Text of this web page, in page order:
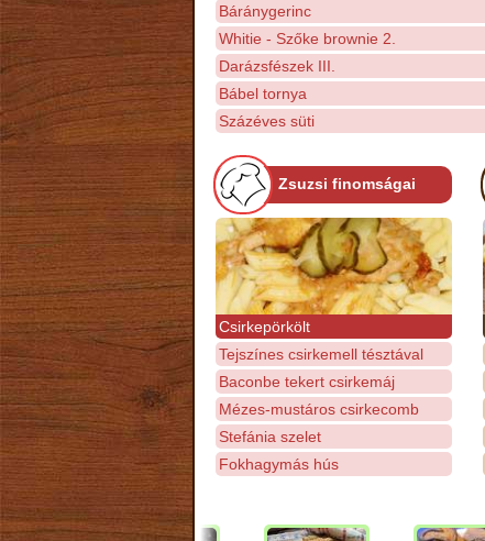
Báránygerinc
Whitie - Szőke brownie 2.
Darázsfészek III.
Bábel tornya
Százéves süti
Zsuzsi finomságai
Csirkepörkölt
Tejszínes csirkemell tésztával
Baconbe tekert csirkemáj
Mézes-mustáros csirkecomb
Stefánia szelet
Fokhagymás hús